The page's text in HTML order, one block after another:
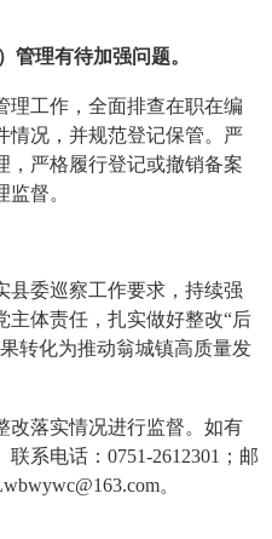
管理有待加强问题。
工作，全面排查在职在编
情况，并规范登记保管。严
，严格履行登记或撤销备案
督。
委巡察工作要求，持续强
主体责任，扎实做好整改“后
转化为推动翁城镇高质量发
落实情况进行监督。如有
系电话：0751-2612301；邮
。